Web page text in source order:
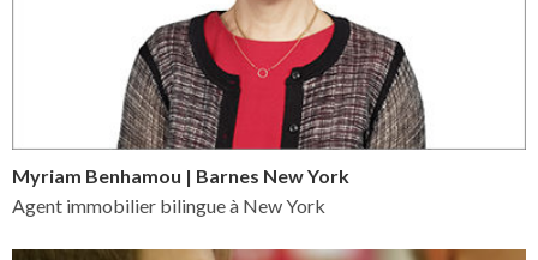
Myriam Benhamou | Barnes New York
Agent immobilier bilingue à New York